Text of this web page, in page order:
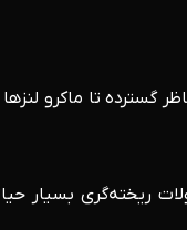
گسترده تا ماکرو
ریخته‌گری بسیار